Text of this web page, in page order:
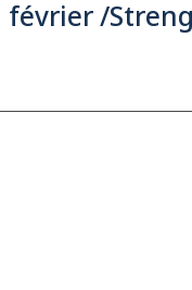
février /